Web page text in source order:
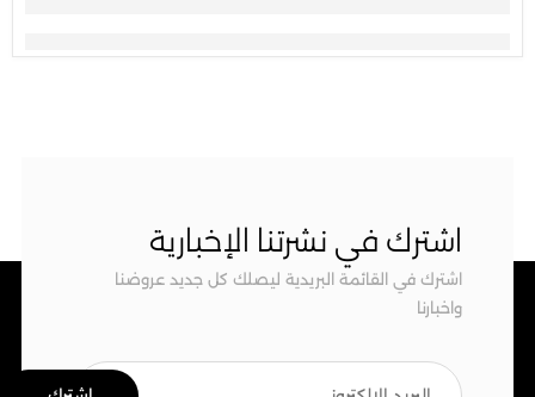
اشترك في نشرتنا الإخبارية
اشترك في القائمة البريدية ليصلك كل جديد عروضنا
واخبارنا